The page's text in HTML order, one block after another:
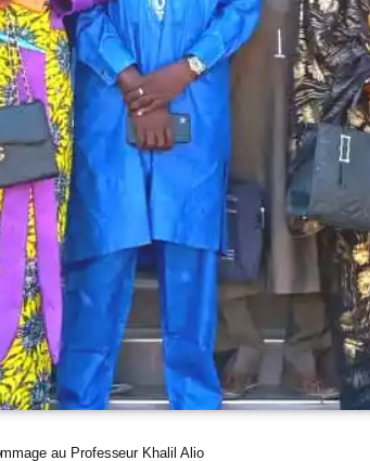
au Professeur Khalil Alio